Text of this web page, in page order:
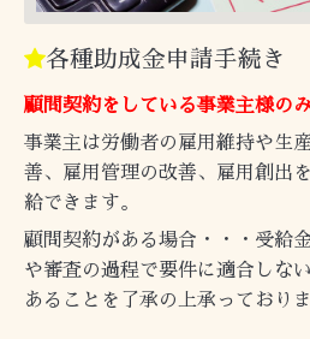
各種助成金申請手続き
顧問契約をしている事業主様の
事業主は労働者の雇用維持や生
善、雇用管理の改善、雇用創出
給できます。
顧問契約がある場合・・・受給
や審査の過程で要件に適合しな
ある ことを了承の上承っておりま